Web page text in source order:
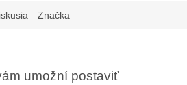
Značka
umožní postaviť